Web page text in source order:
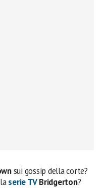
sui gossip della corte?
serie TV Bridgerton?